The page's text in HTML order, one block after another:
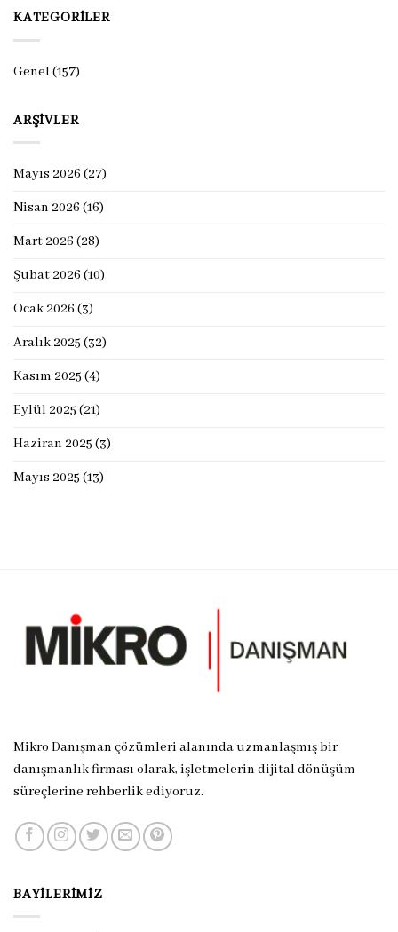
KATEGORILER
Genel(157)
ARŞIVLER
Mayıs 2026 (27)
Nisan 2026 (16)
Mart 2026 (28)
Şubat 2026 (10)
Ocak 2026 (3)
Aralık 2025 (32)
Kasım 2025 (4)
Eylül 2025 (21)
Haziran 2025 (3)
Mayıs 2025 (13)
Mikro Danışman çözümleri alanında uzmanlaşmış bir
danışmanlık firması olarak, işletmelerin dijital dönüşüm
süreçlerine rehberlik ediyoruz.
BAYILERIMIZ